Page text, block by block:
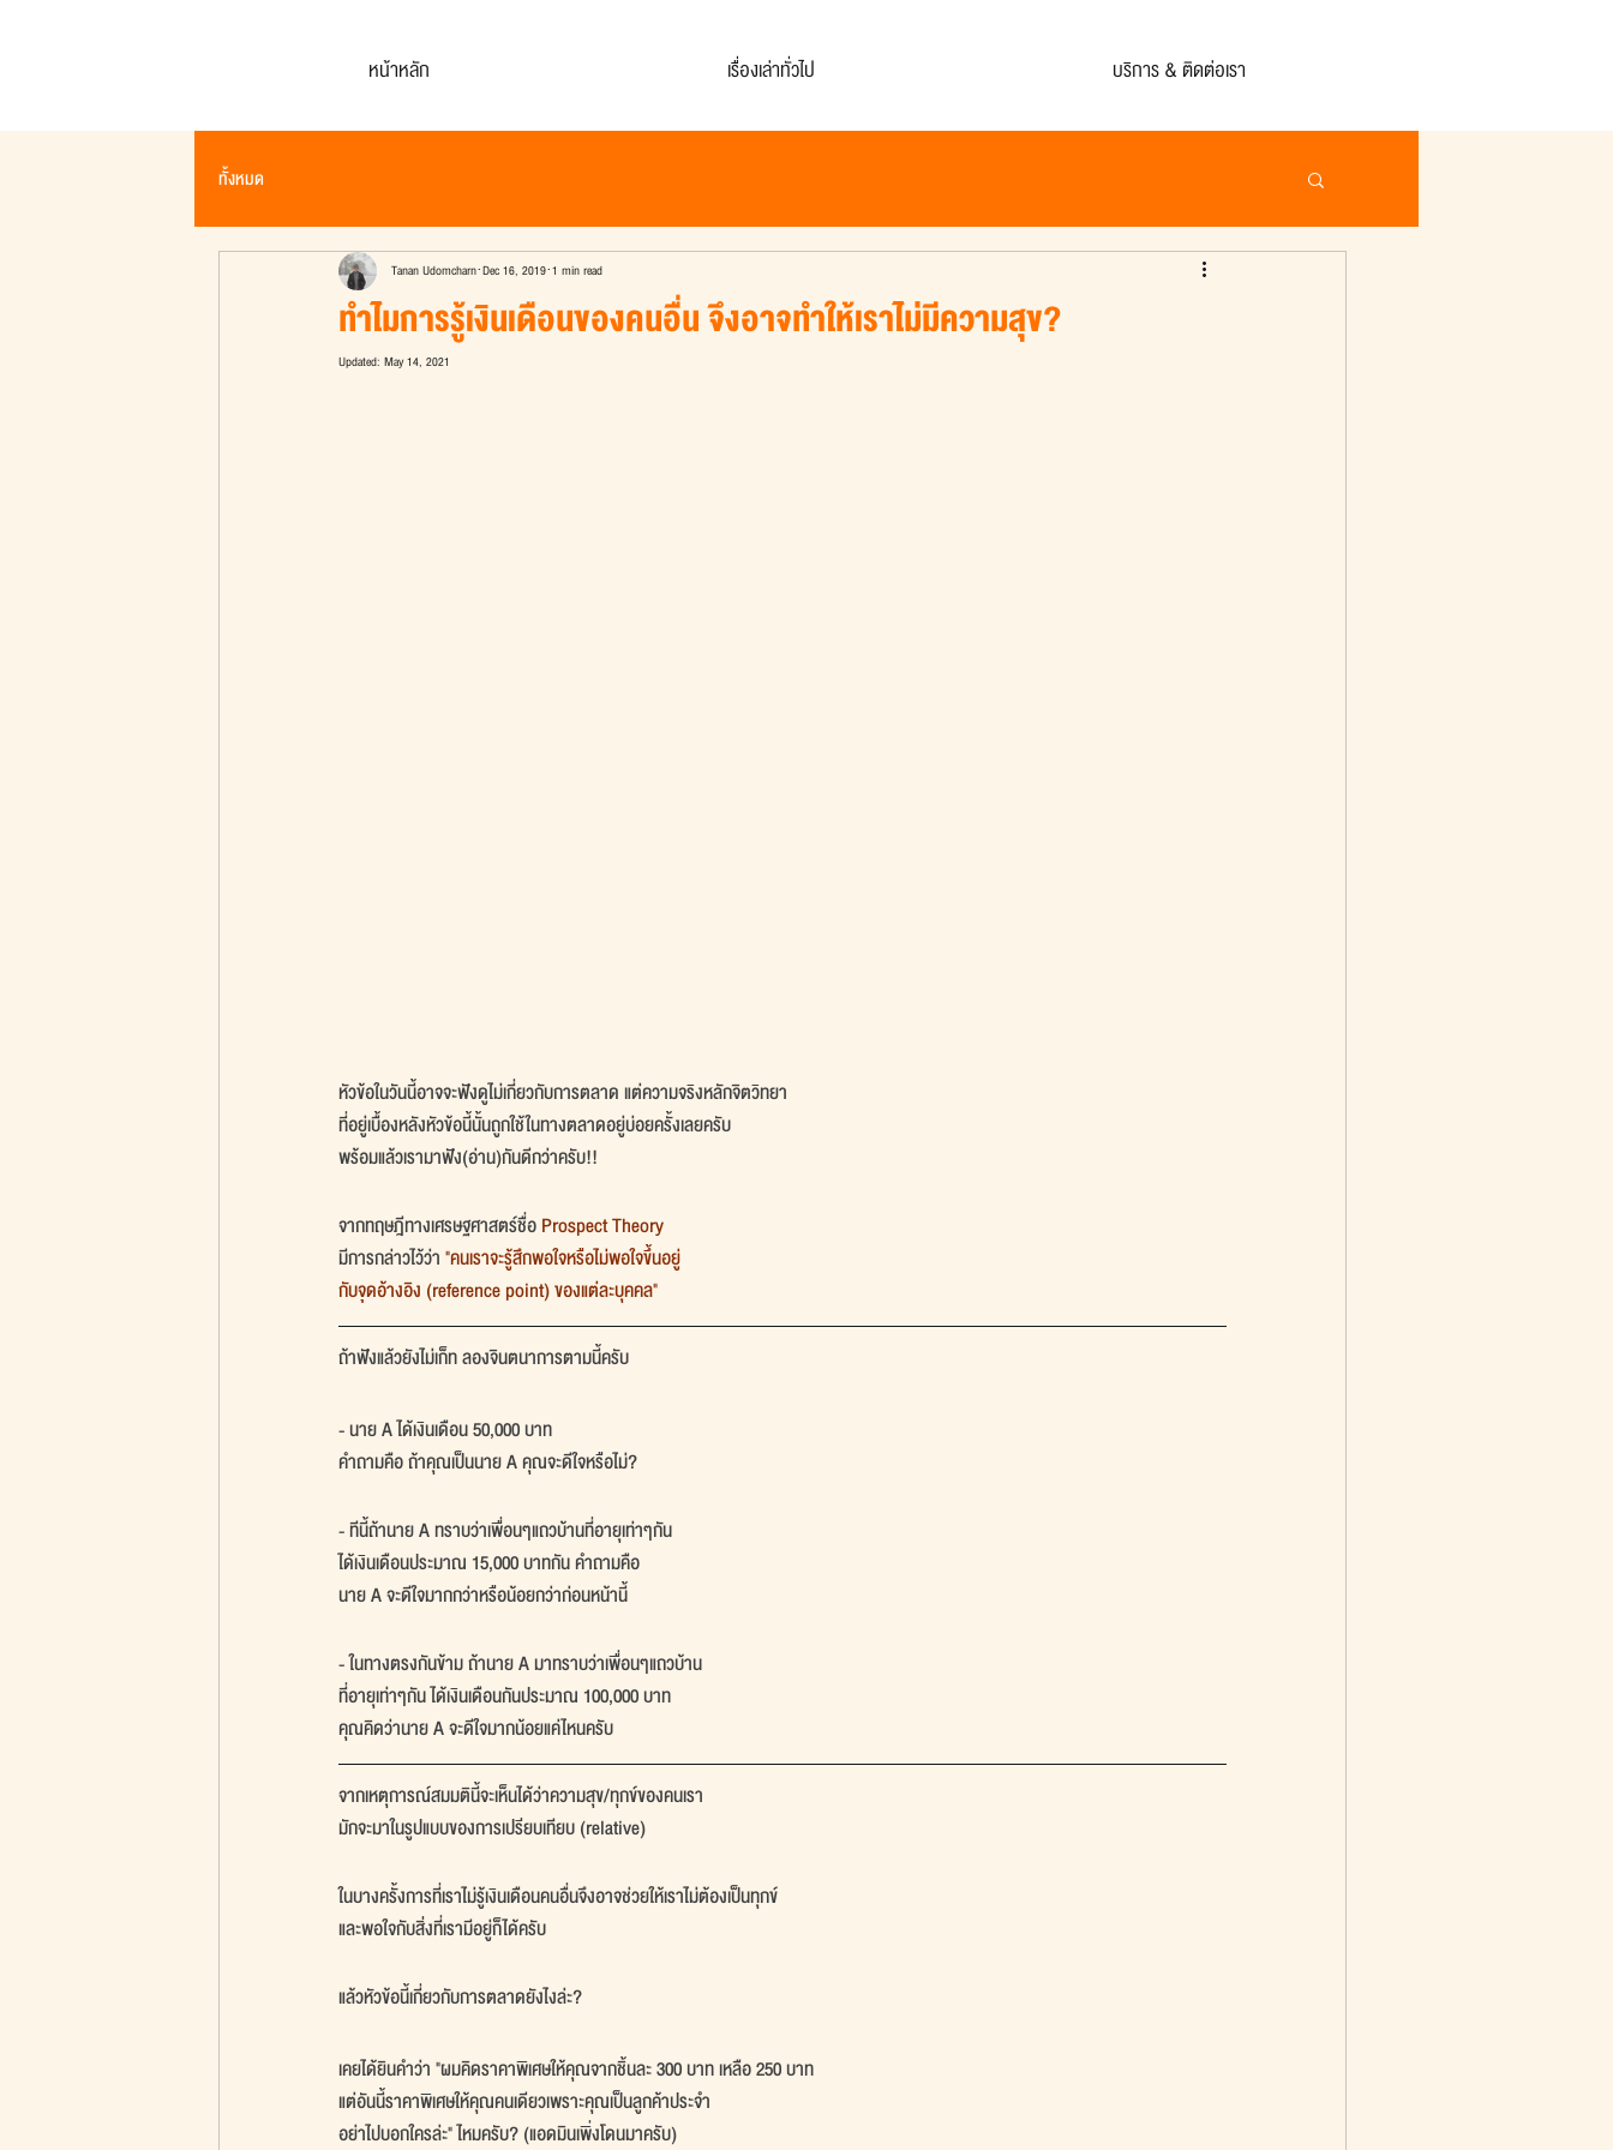
หน้าหลัก เรื่องเล่าทั่วไป บริการ & ติดต่อเรา
ทั้งหมด
ทำไมการรู้เงินเดือนของคนอื่น จึงอาจทำให้เราไม่มีความสุข?
Tanan Udomcharn Dec 16, 2019 1 min read
Updated: May 14, 2021
หัวข้อในวันนี้อาจจะฟังดูไม่เกี่ยวกับการตลาด แต่ความจริงหลักจิตวิทยา
ที่อยู่เบื้องหลังหัวข้อนี้นั้นถูกใช้ในทางตลาดอยู่บ่อยครั้งเลยครับ
พร้อมแล้วเรามาฟัง(อ่าน)กันดีกว่าครับ!!
จากทฤษฎีทางเศรษฐศาสตร์ชื่อ Prospect Theory
มีการกล่าวไว้ว่า "คนเราจะรู้สึกพอใจหรือไม่พอใจขึ้นอยู่
กับจุดอ้างอิง (reference point) ของแต่ละบุคคล"
ถ้าฟังแล้วยังไม่เก็ท ลองจินตนาการตามนี้ครับ
- นาย A ได้เงินเดือน 50,000 บาท
คำถามคือ ถ้าคุณเป็นนาย A คุณจะดีใจหรือไม่?
- ทีนี้ถ้านาย A ทราบว่าเพื่อนๆแถวบ้านที่อายุเท่าๆกัน
ได้เงินเดือนประมาณ 15,000 บาทกัน คำถามคือ
นาย A จะดีใจมากกว่าหรือน้อยกว่าก่อนหน้านี้
- ในทางตรงกันข้าม ถ้านาย A มาทราบว่าเพื่อนๆแถวบ้าน
ที่อายุเท่าๆกัน ได้เงินเดือนกันประมาณ 100,000 บาท
คุณคิดว่านาย A จะดีใจมากน้อยแค่ไหนครับ
จากเหตุการณ์สมมตินี้จะเห็นได้ว่าความสุข/ทุกข์ของคนเรา
มักจะมาในรูปแบบของการเปรียบเทียบ (relative)
ในบางครั้งการที่เราไม่รู้เงินเดือนคนอื่นจึงอาจช่วยให้เราไม่ต้องเป็นทุกข์
และพอใจกับสิ่งที่เรามีอยู่ก็ได้ครับ
แล้วหัวข้อนี้เกี่ยวกับการตลาดยังไงล่ะ?
เคยได้ยินคำว่า "ผมคิดราคาพิเศษให้คุณจากชิ้นละ 300 บาท เหลือ 250 บาท
แต่อันนี้ราคาพิเศษให้คุณคนเดียวเพราะคุณเป็นลูกค้าประจำ
อย่าไปบอกใครล่ะ" ไหมครับ? (แอดมินเพิ่งโดนมาครับ)